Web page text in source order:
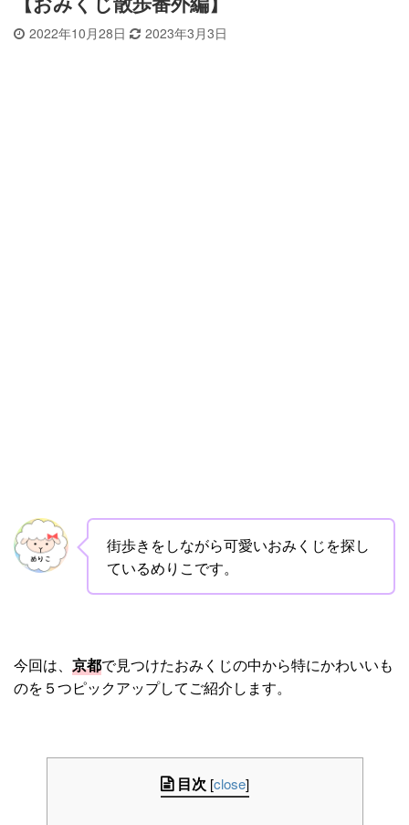
【おみくじ散歩番外編】
2022年10月28日 2023年3月3日
街歩きをしながら可愛いおみくじを探し
ているめりこです。
今回は、 京都で見つけたおみくじの中から特にかわいいも
のを５つピックアップしてご紹介します。
目次 [close]